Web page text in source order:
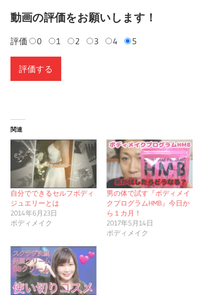
動画の評価をお願いします！
評価 0 1 2 3 4 5
関連
自分でできるセルフボディ
ジュエリーとは
2014年6月23日
ボディメイク
男の体で試す『ボディメイ
クプログラムHMB』今日か
ら１カ月！
2017年5月14日
ボディメイク